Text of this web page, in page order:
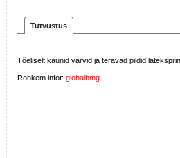
Tutvustus
Tõeliselt kaunid värvid ja teravad pildid
Rohkem infot: globalbmg